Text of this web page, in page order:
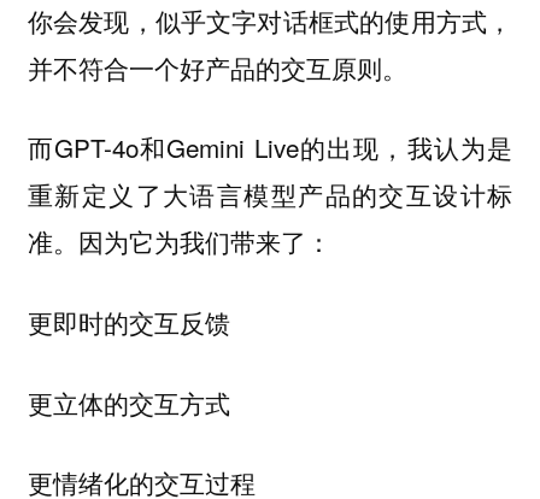
你会发现，似乎文字对话框式的使用方式，
并不符合一个好产品的交互原则。
而GPT-4o和Gemini Live的出现，我认为是
重新定义了大语言模型产品的交互设计标
准。因为它为我们带来了：
更即时的交互反馈
更立体的交互方式
更情绪化的交互过程